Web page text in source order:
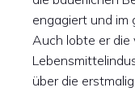
engagiert und
Auch lobte er die
über die